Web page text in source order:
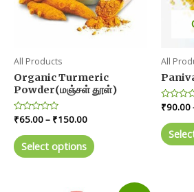
All Products
Organic Turmeric
Powder(மஞ்சள் தூள்)
Rated
0
out
of
5
₹65.00– ₹150.00Price
₹65.00
through
Select options product
multiple
All
Rated
0
out
of
5
₹90.00